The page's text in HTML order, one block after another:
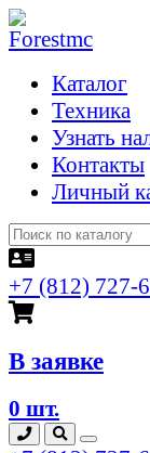
Каталог
Техника
Узнать
Контакты
Личный
+7 (812) 727-
В заявке
0 шт.